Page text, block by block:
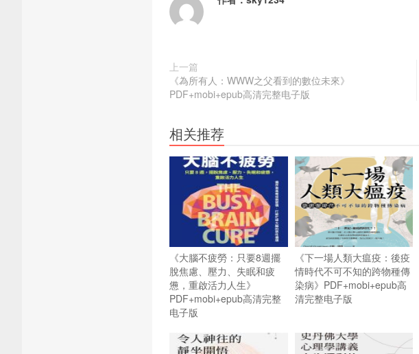
上一篇
《為所有人：WWW之父看到的數位未來》
PDF+mobi+epub高清完整电子版
相关推荐
《大腦不疲勞：只要8週擺
脫焦慮、壓力、失眠和疲
憊，重啟活力人生》
PDF+mobi+epub高清完整
电子版
《下一場人類大瘟疫：後疫
情時代不可不知的跨物種傳
染病》PDF+mobi+epub高
清完整电子版